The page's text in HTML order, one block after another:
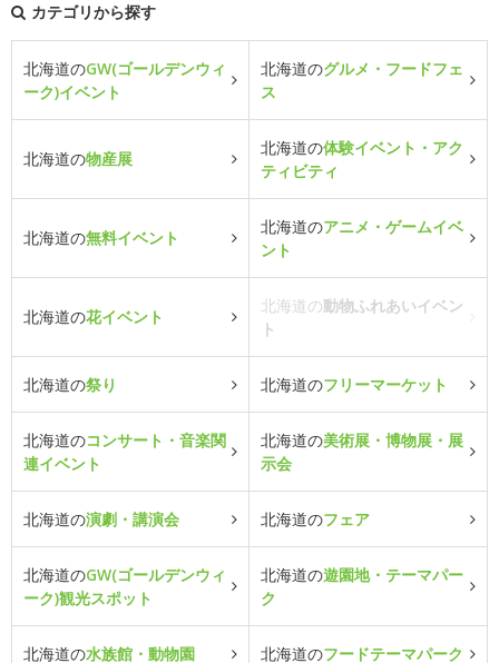
カテゴリから探す
北海道のGW(ゴールデンウィ
ーク)イベント
北海道のグルメ・フードフェ
ス
北海道の物産展
北海道の体験イベント・アク
ティビティ
北海道の無料イベント
北海道のアニメ・ゲームイベ
ント
北海道の花イベント
北海道の動物ふれあいイベン
ト
北海道の祭り 北海道のフリーマーケット
北海道のコンサート・音楽関
連イベント
北海道の美術展・博物展・展
示会
北海道の演劇・講演会 北海道のフェア
北海道のGW(ゴールデンウィ
ーク)観光スポット
北海道の遊園地・テーマパー
ク
北海道の水族館・動物園 北海道のフードテーマパーク